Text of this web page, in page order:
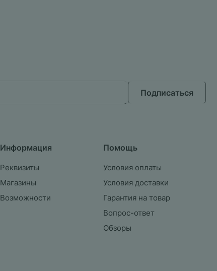
Подписаться
Информация
Реквизиты
Магазины
Возможности
Помощь
Условия оплаты
Условия доставки
Гарантия на товар
Вопрос-ответ
Обзоры